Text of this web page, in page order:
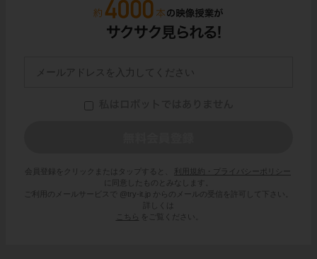
会員登録をクリックまたはタップすると、
利用規約・プライバシーポリシー
に同意したものとみなします。
ご利用のメールサービスで @try-it.jp からのメールの受信を許可して下さい。
詳しくは
こちら
をご覧ください。